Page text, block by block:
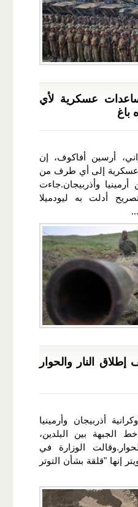
عسكرية لأي
باغ
أرسين أفاكوف، إن
إلى أي طرف من
وأذربيجان.جاءت
أدلت به ليودميلا
إطلاق النار والحوار
أذربيجان وأرمينيا
الجبهة بين البلدين،
الوزارة في
إنها "قلقة بشأن التوتر